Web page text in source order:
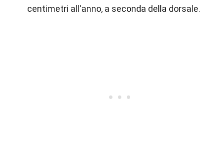
centimetri all'anno, a seconda della dorsale.